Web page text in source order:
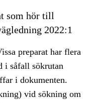
som hör till
2022:1
preparat har flera
i såfall sökrutan
i dokumenten.
vid sökning om